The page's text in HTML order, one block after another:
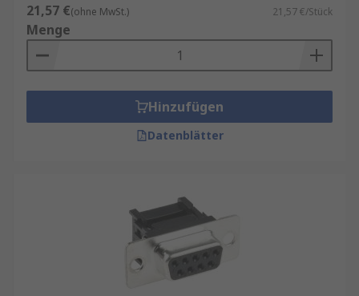
21,57 €(ohne MwSt.) 21,57 €/Stück
Menge
Hinzufügen
Datenblätter